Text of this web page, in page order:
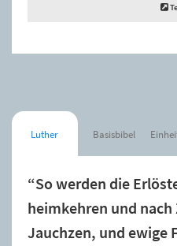
Luther Basisbibel
“So werden die
heimkehren und
Jauchzen, und ewige